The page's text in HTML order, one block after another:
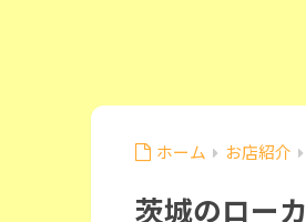
ホーム お店紹介
茨城のロー